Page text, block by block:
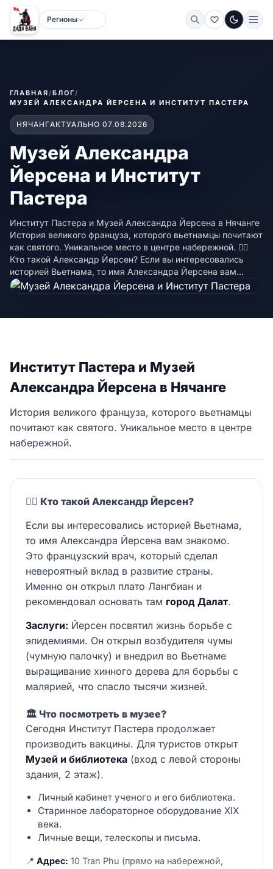
Регионы
Тёмная
ГЛАВНАЯ/БЛОГ/
МУЗЕЙ АЛЕКСАНДРА ЙЕРСЕНА И ИНСТИТУТ ПАСТЕРА
НЯЧАНГАКТУАЛЬНО 07.08.2026
Музей Александра
Йерсена и Институт
Пастера
Институт Пастера и Музей Александра Йерсена в Нячанге
История великого француза, которого вьетнамцы почитают
как святого. Уникальное место в центре набережной. 👨‍⚕️
Кто такой Александр Йерсен? Если вы интересовались
историей Вьетнама, то имя Александра Йерсена вам...
Институт Пастера и Музей
Александра Йерсена в Нячанге
История великого француза, которого вьетнамцы
почитают как святого. Уникальное место в центре
набережной.
👨‍⚕️ Кто такой Александр Йерсен?
Если вы интересовались историей Вьетнама,
то имя Александра Йерсена вам знакомо.
Это французский врач, который сделал
невероятный вклад в развитие страны.
Именно он открыл плато Лангбиан и
рекомендовал основать там город Далат.
Заслуги: Йерсен посвятил жизнь борьбе с
эпидемиями. Он открыл возбудителя чумы
(чумную палочку) и внедрил во Вьетнаме
выращивание хинного дерева для борьбы с
малярией, что спасло тысячи жизней.
🏛️ Что посмотреть в музее?
Сегодня Институт Пастера продолжает
производить вакцины. Для туристов открыт
Музей и библиотека (вход с левой стороны
здания, 2 этаж).
Личный кабинет ученого и его библиотека.
Старинное лабораторное оборудование XIX
века.
Личные вещи, телескопы и письма.
📍 Адрес: 10 Tran Phu (прямо на набережной,